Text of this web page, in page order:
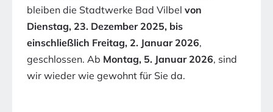
bleiben die Stadtwerke Bad Vilbel von
Dienstag, 23. Dezember 2025, bis
einschließlich Freitag, 2. Januar 2026,
geschlossen. Ab Montag, 5. Januar 2026, sind
wir wieder wie gewohnt für Sie da.